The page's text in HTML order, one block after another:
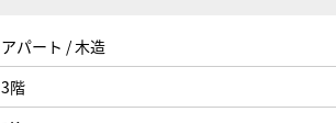
アパート / 木造
3階